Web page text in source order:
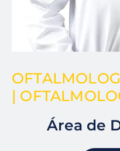
|
Área de